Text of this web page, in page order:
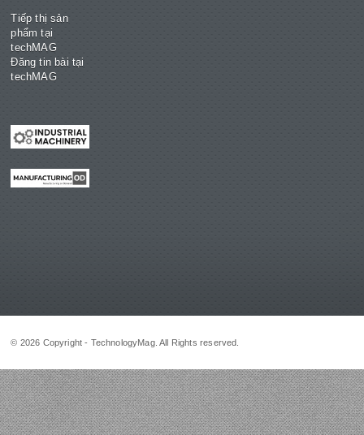
Tiếp thị sản
phẩm tại
techMAG
Đăng tin bài tại
techMAG
© 2026 Copyright - TechnologyMag. All Rights reserved.